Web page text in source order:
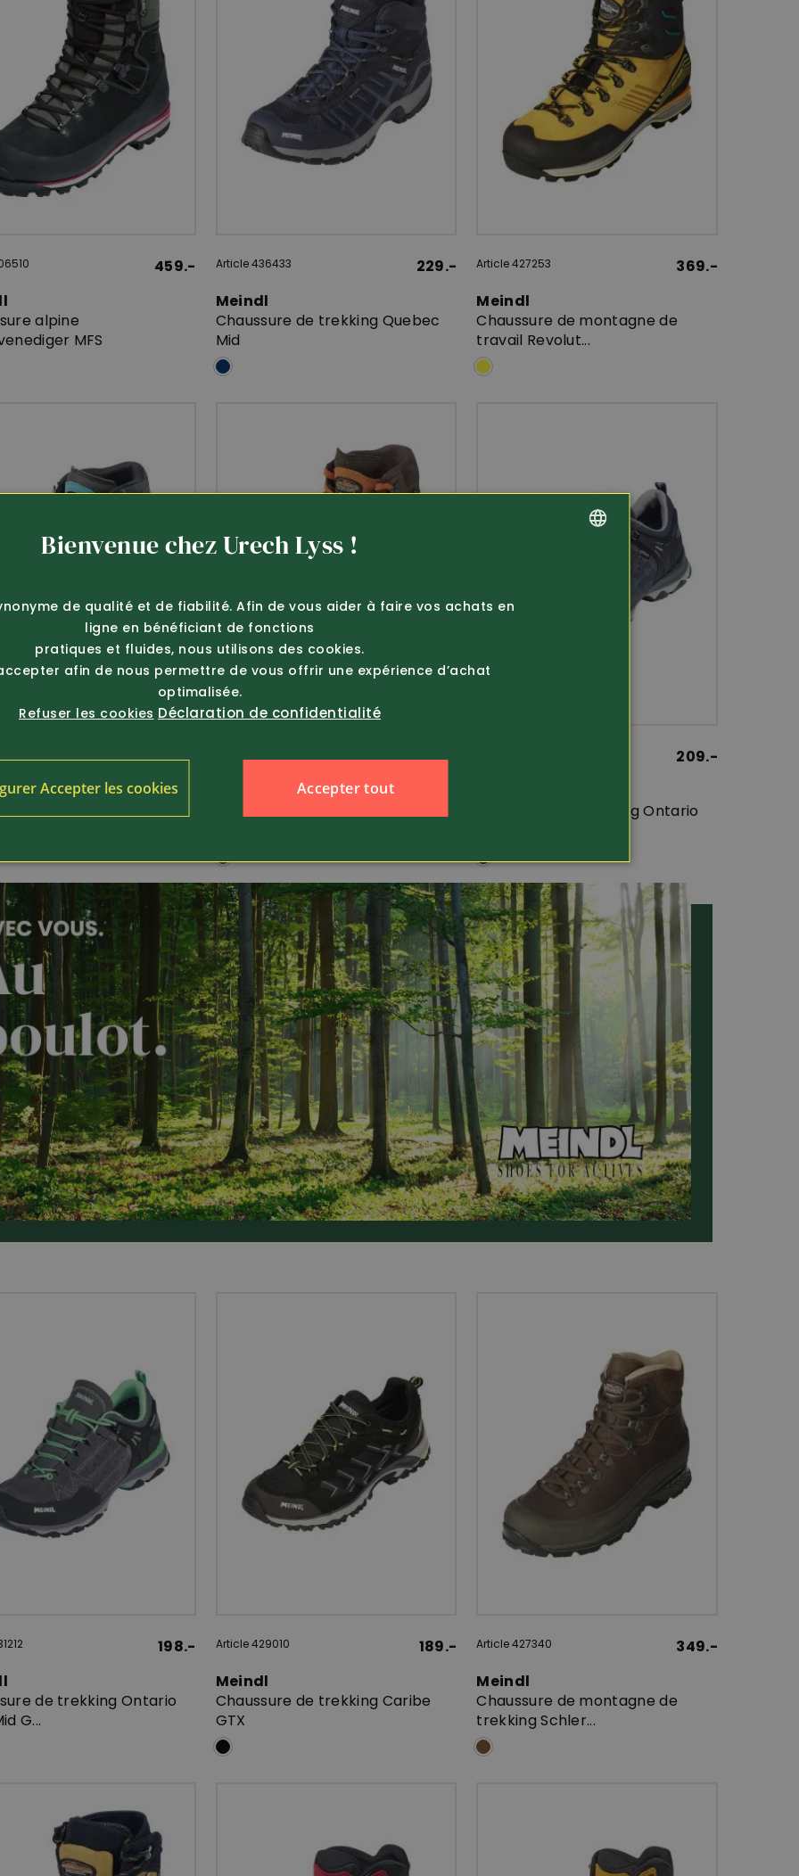
459.-
alpine
MFS
Article 436433
229.-
Meindl
Chaussure de trekking Quebec
Mid
Article 427253
369.-
Meindl
Chaussure de montagne de
travail Revolut...
379.-
de trekking dames
398.-
209.-
Chaussure de trekking Ontario
198.-
de trekking Ontario
G...
Article 429010
189.-
Meindl
Chaussure de trekking Caribe
GTX
Article 427340
349.-
Meindl
Chaussure de montagne de
trekking Schler...
Bienvenue chez Urech Lyss !
de qualité et de fiabilité. Afin de vous aider à faire vos achats en
ligne en bénéficiant de fonctions
pratiques et fluides, nous utilisons des cookies.
afin de nous permettre de vous offrir une expérience d’achat
optimalisée.
Refuser les cookies Déclaration de confidentialité
Accepter tout
Accepter les cookies